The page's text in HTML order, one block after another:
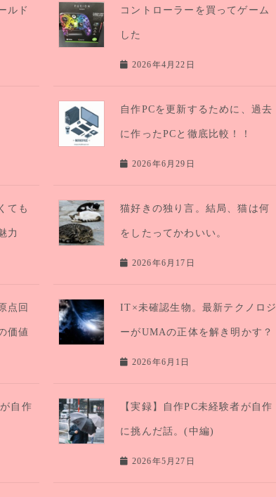
ルド コントローラーを買ってゲーム
した
2026年4月22日
自作PCを更新するために、過去
に作ったPCと徹底比較！！
2026年6月29日
ても
力
猫好きの独り言。結局、猫は何
をしたってかわいい。
2026年6月17日
点回
価値
IT×未確認生物。最新テクノロジ
ーがUMAの正体を解き明かす？
2026年6月1日
自作 【実録】自作PC未経験者が自作
に挑んだ話。(中編)
2026年5月27日